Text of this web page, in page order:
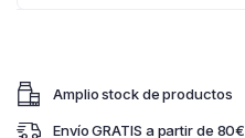
Amplio stock de productos
Envío GRATIS a partir de 80€